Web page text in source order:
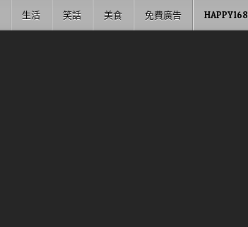
生活 笑話 美食 免費廣告 HAPPY168